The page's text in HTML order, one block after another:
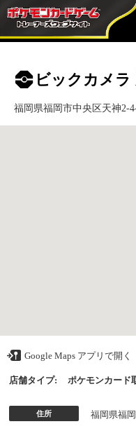
ビックカメラ
福岡県福岡市中央区天神2-
Google Maps アプリで開く
店舗タイプ: ポケモンカード
住所 福岡県福